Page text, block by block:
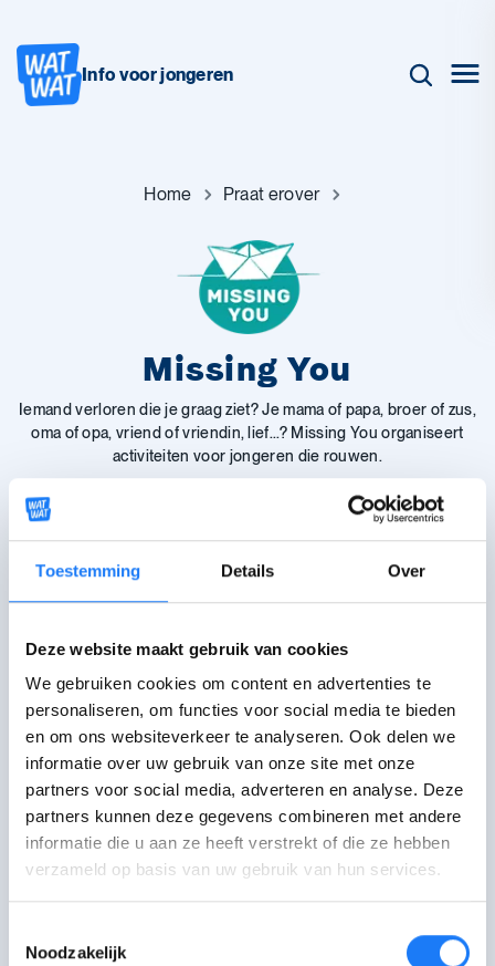
Toestemming Details Over
Deze website maakt gebruik van cookies
We gebruiken cookies om content en advertenties te
personaliseren, om functies voor social media te bieden
en om ons websiteverkeer te analyseren. Ook delen we
informatie over uw gebruik van onze site met onze
partners voor social media, adverteren en analyse. Deze
partners kunnen deze gegevens combineren met andere
informatie die u aan ze heeft verstrekt of die ze hebben
verzameld op basis van uw gebruik van hun services.
Noodzakelijk
Info voor jongeren
Home Praat erover
Missing You
Iemand verloren die je graag ziet? Je mama of papa, broer of zus,
oma of opa, vriend of vriendin, lief...? Missing You organiseert
activiteiten voor jongeren die rouwen.
Mail met Missing You
Bel met Missing You
Bekijk activiteiten van Missing You
Praatgroepen met andere jongeren die
iemand verloren zijn.